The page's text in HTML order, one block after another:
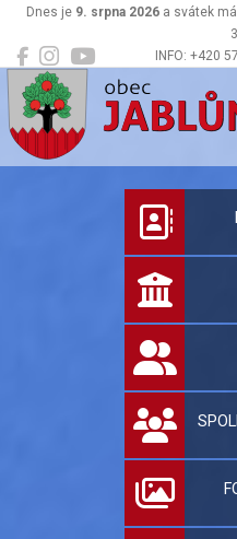
INFO: +420
Dnes je 9. srpna 2026 a svátek má
Jablůnka